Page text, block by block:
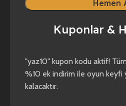
Hemen
Kuponlar &
"yaz10" kupon kodu aktif!
%10 ek indirim ile oyun keyfi
kalacaktır.